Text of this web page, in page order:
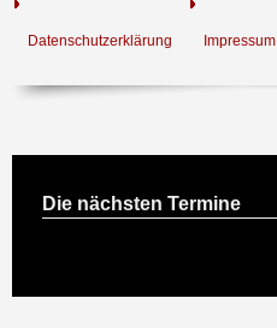
Datenschutzerklärung Impressum
Die nächsten Termine